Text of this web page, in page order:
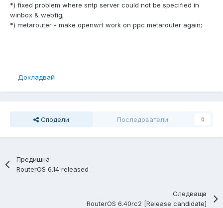
*) fixed problem where sntp server could not be specified in
winbox & webfig;
*) metarouter - make openwrt work on ppc metarouter again;
Докладвай
Сподели Последователи 0
Предишна
RouterOS 6.14 released
Следваща
RouterOS 6.40rc2 [Release candidate]